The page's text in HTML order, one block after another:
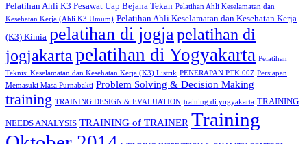
Pelatihan Ahli K3 Pesawat Uap Bejana Tekan Pelatihan Ahli Keselamatan dan
Kesehatan Kerja (Ahli K3 Umum) Pelatihan Ahli Keselamatan dan Kesehatan Kerja
(K3) Kimia pelatihan di jogjapelatihan di
jogjakarta pelatihan di Yogyakarta Pelatihan
Teknisi Keselamatan dan Kesehatan Kerja (K3) Listrik PENERAPAN PTK 007 Persiapan
Memasuki Masa Purnabakti Problem Solving & Decision Making
training TRAINING DESIGN & EVALUATION training di yogyakarta TRAINING
NEEDS ANALYSIS TRAINING of TRAINER Training